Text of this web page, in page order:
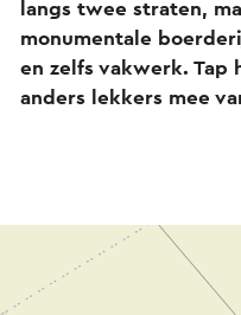
langs twee straten,
monumentale
en zelfs vakwerk. Tap
anders lekkers mee